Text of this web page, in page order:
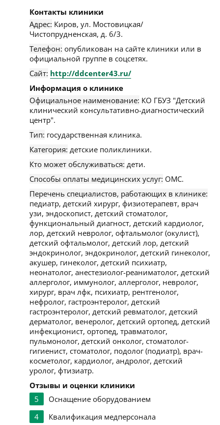
Контакты клиники
Адрес: Киров, ул. Мостовицкая/
Чистопрудненская, д. 6/3.
Телефон: опубликован на сайте клиники или в
официальной группе в соцсетях.
Сайт: http://ddcenter43.ru/
Информация о клинике
Официальное наименование: КО ГБУЗ "Детский
клинический консультативно-диагностический
центр".
Тип: государственная клиника.
Категория: детские поликлиники.
Кто может обслуживаться: дети.
Способы оплаты медицинских услуг: ОМС.
Перечень специалистов, работающих в клинике:
педиатр, детский хирург, физиотерапевт, врач
узи, эндоскопист, детский стоматолог,
функциональный диагност, детский кардиолог,
лор, детский невролог, офтальмолог (окулист),
детский офтальмолог, детский лор, детский
эндокринолог, эндокринолог, детский гинеколог,
акушер, гинеколог, детский психиатр,
неонатолог, анестезиолог-реаниматолог, детский
аллерголог, иммунолог, аллерголог, невролог,
хирург, врач лфк, психиатр, рентгенолог,
нефролог, гастроэнтеролог, детский
гастроэнтеролог, детский ревматолог, детский
дерматолог, венеролог, детский ортопед, детский
инфекционист, ортопед, травматолог,
пульмонолог, детский онколог, стоматолог-
гигиенист, стоматолог, подолог (подиатр), врач-
косметолог, кардиолог, андролог, детский
уролог, фтизиатр.
Отзывы и оценки клиники
5
Оснащение оборудованием
4
Квалификация медперсонала